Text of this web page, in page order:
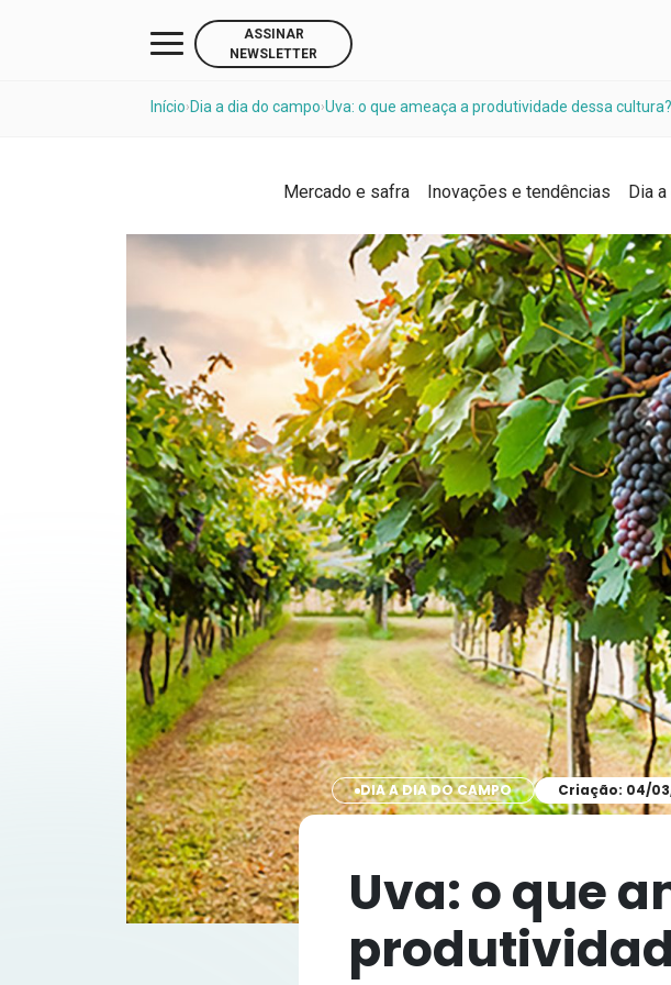
ASSINAR
NEWSLETTER
Início› Dia a dia do campo›Uva: o que ameaça a produtividade dessa cultura?
Mercado e safra Inovações e tendências Dia
DIA A DIA DO CAMPO Criação: 04/
Uva: o que